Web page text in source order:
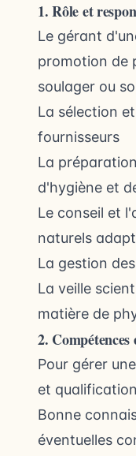
1. Rôle et
Le gérant
promotion de
soulager ou
La sélection
fournisseurs
La
d'hygiène et
Le conseil et
naturels
La gestion
La veille
matière de
2.
Pour gérer
et
Bonne
éventuelles